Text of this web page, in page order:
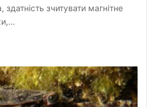
зчитувати магнітне